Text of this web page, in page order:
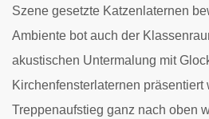
Szene gesetzte Katzenlaternen
Ambiente bot auch der
akustischen Untermalung mit
Kirchenfensterlaternen präsentiert
Treppenaufstieg ganz nach oben